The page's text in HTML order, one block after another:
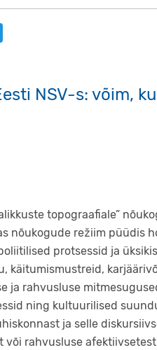
NSV-s: võim,
topograafiale”
nõukogude režiim püüdis
protsessid ja
käitumismustreid,
ja rahvusluse
ning kultuurilised
ja selle
rahvusluse